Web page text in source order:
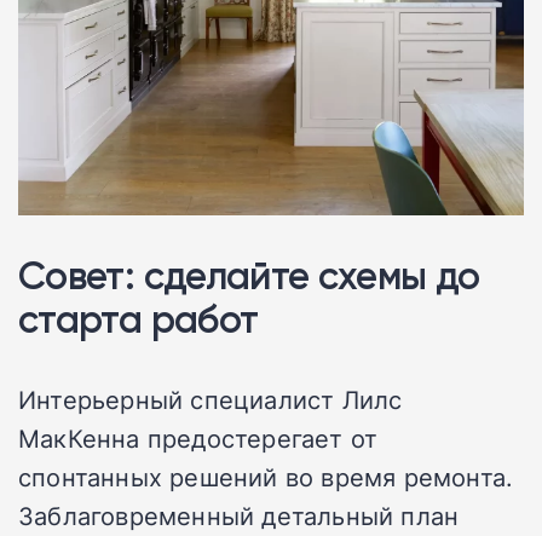
Совет: сделайте схемы до
старта работ
Интерьерный специалист Лилс
МакКенна предостерегает от
спонтанных решений во время ремонта.
Заблаговременный детальный план